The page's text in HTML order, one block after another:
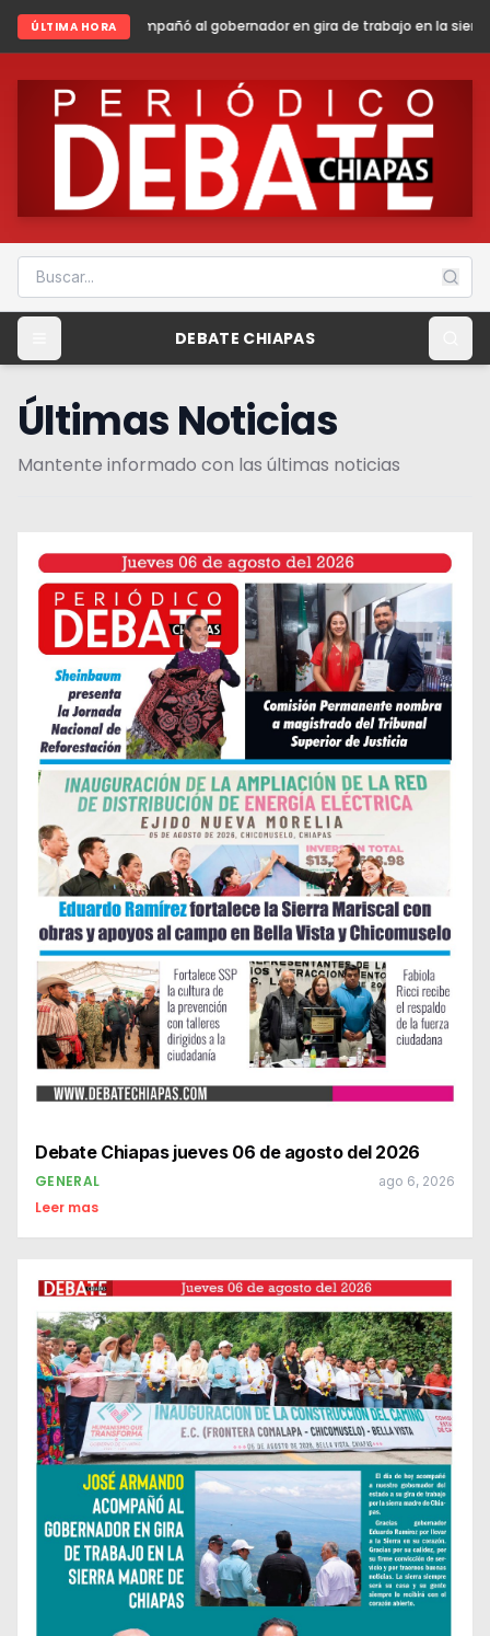
ÚLTIMA HORA
al gobernador en gira de trabajo en la sierra madre de Chiapas
DEBATE CHIAPAS
Últimas Noticias
Mantente informado con las últimas noticias
Debate Chiapas jueves 06 de agosto del 2026
GENERAL ago 6, 2026
Leer mas